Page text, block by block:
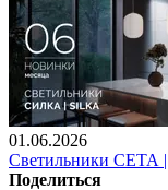
01.06.2026
Светильники СЕТА |
Поделиться